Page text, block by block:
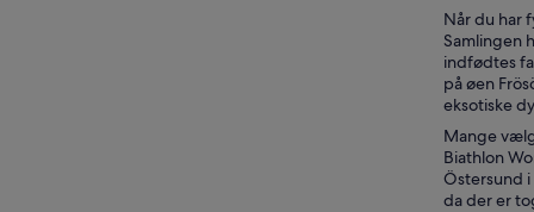
Når du har
Samlingen
indfødtes
på øen
eksotiske
Mange
Biathlon
Östersund
da der er